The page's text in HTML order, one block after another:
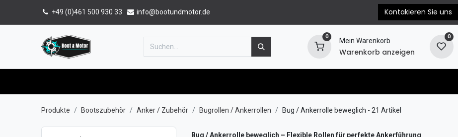
+49 (0)461 500 930 33 info@bootundmotor.de Kontakieren Sie uns
0
Mein Warenkorb
Warenkorb anzeigen
0
Produkte Bootszubehör Anker / Zubehör Bugrollen / Ankerrollen Bug / Ankerrolle beweglich - 21 Artikel
Bug / Ankerrolle beweglich – Flexible Rollen für perfekte Ankerführung